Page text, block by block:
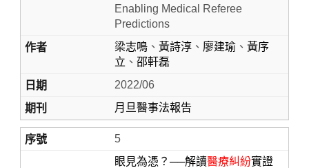
Enabling Medical Referee
Predictions
梁志鳴、 黃詩淳、 廖建瑜、 黃序
立 、 邵軒磊
2022/06
月旦醫事法報告
5
眼見為憑？──解讀醫療糾紛實證